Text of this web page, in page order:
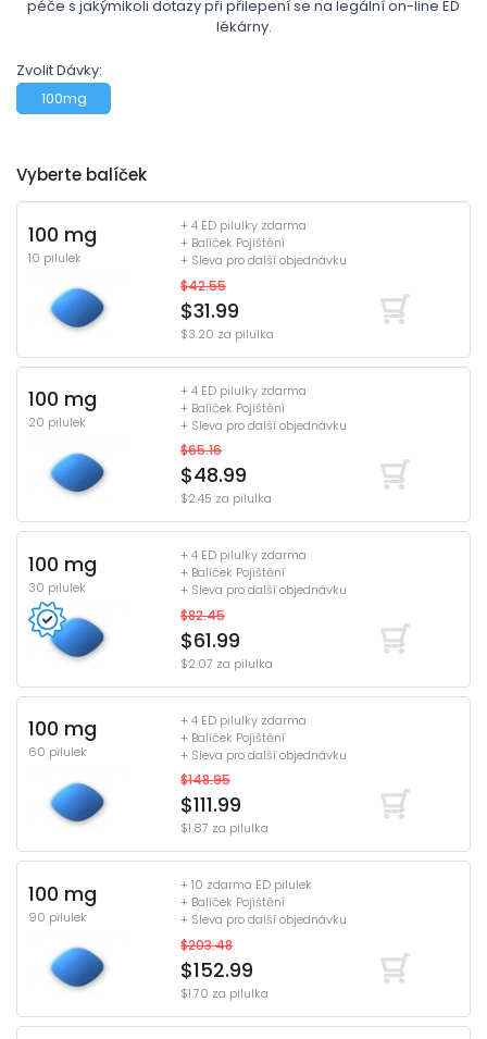
péče s jakýmikoli dotazy při přilepení se na legální on-line ED
lékárny.
Zvolit Dávky:
100mg
Vyberte balíček
100 mg
10 pilulek
+ 4 ED pilulky zdarma
+ Balíček Pojištění
+ Sleva pro další objednávku
$42.55
$31.99
$3.20 za pilulka
100 mg
20 pilulek
+ 4 ED pilulky zdarma
+ Balíček Pojištění
+ Sleva pro další objednávku
$65.16
$48.99
$2.45 za pilulka
100 mg
30 pilulek
+ 4 ED pilulky zdarma
+ Balíček Pojištění
+ Sleva pro další objednávku
$82.45
$61.99
$2.07 za pilulka
100 mg
60 pilulek
+ 4 ED pilulky zdarma
+ Balíček Pojištění
+ Sleva pro další objednávku
$148.95
$111.99
$1.87 za pilulka
100 mg
90 pilulek
+ 10 zdarma ED pilulek
+ Balíček Pojištění
+ Sleva pro další objednávku
$203.48
$152.99
$1.70 za pilulka